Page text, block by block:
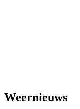
Weernieuws